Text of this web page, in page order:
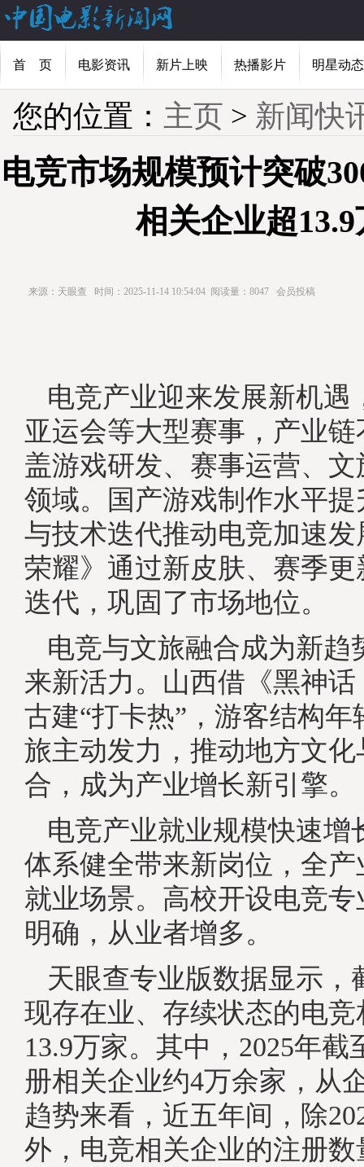
首 页 电影资讯 新片上映 热播影片 明星动态
您的位置： 主页 > 新闻快
电竞市场规模预计突破
相关企业超
来源：天眼查 时间：2025-11-14 10:54:04 阅读量：8047 会员投稿
电竞产业迎来发展新机遇
亚运会等大型赛事，产业
盖游戏研发、赛事运营、
领域。国产游戏制作水平
与技术迭代推动电竞加速
荣耀》通过新皮肤、赛季
迭代，巩固了市场地位。
电竞与文旅融合成为新趋
来新活力。山西借《黑神
古建“打卡热”，游客结构
旅主动发力，推动地方文化
合，成为产业增长新引擎。
电竞产业就业规模快速增
体系健全带来新岗位，全
就业场景。高校开设电竞
明确，从业者增多。
天眼查专业版数据显示，
现存在业、存续状态的电
13.9万家。其中，2025年截
册相关企业约4万余家，从
趋势来看，近五年间，除
外，电竞相关企业的注册